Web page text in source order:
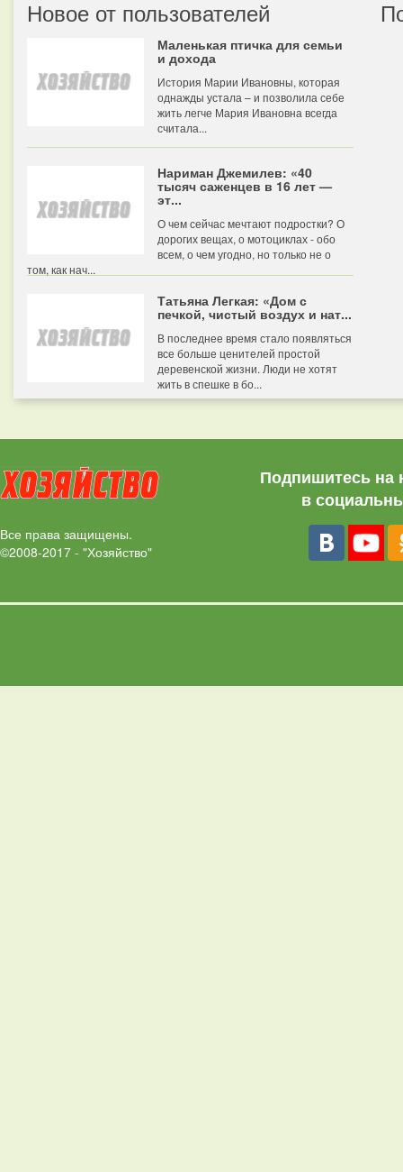
Новое от пользователей
Маленькая птичка для семьи
и дохода
История Марии Ивановны, которая
однажды устала – и позволила себе
жить легче Мария Ивановна всегда
считала...
Нариман Джемилев: «40
тысяч саженцев в 16 лет —
эт...
О чем сейчас мечтают подростки? О
дорогих вещах, о мотоциклах - обо
всем, о чем угодно, но только не о
том, как нач...
Татьяна Легкая: «Дом с
печкой, чистый воздух и нат...
В последнее время стало появляться
все больше ценителей простой
деревенской жизни. Люди не хотят
жить в спешке в бо...
Все права защищены.
©2008-2017 - "Хозяйство"
Подпишитесь на
в